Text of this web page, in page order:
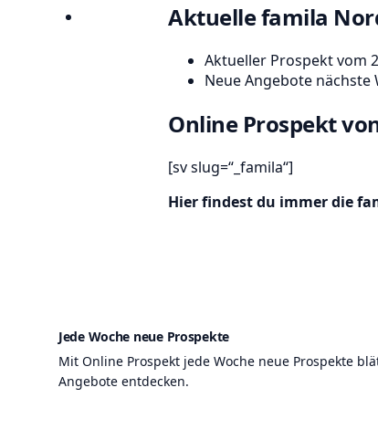
Aktuelle famila
Aktueller Prospekt vom
Neue Angebote nächste
Online Prospekt
[sv slug=“_famila“]
Hier findest du immer die
Jede Woche neue Prospekte
Mit Online Prospekt jede Woche neue Prospekte
Angebote entdecken.